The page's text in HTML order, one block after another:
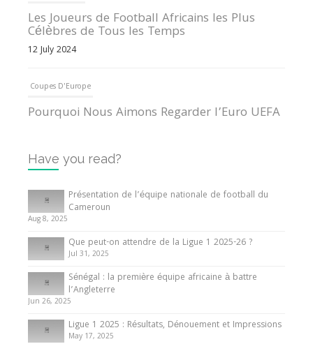
Les Joueurs de Football Africains les Plus
Célèbres de Tous les Temps
12 July 2024
Coupes D'Europe
Pourquoi Nous Aimons Regarder l’Euro UEFA
Internationales
Tout ce que vous devez savoir sur la Coupe
d’Afrique des Nations
10 May 2024
Internationales
Présentation de l’équipe nationale de football
du Cameroun
8 August 2025
Have you read?
Présentation de l’équipe nationale de football du
Cameroun
Aug 8, 2025
Que peut-on attendre de la Ligue 1 2025-26 ?
Jul 31, 2025
Sénégal : la première équipe africaine à battre
l’Angleterre
Jun 26, 2025
Ligue 1 2025 : Résultats, Dénouement et Impressions
May 17, 2025